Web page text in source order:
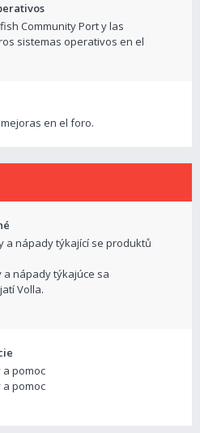
Community Port y las
sistemas operativos en el
en el foro.
a nápady týkající se produktů
nápady týkajúce sa
Volla.
a pomoc
a pomoc